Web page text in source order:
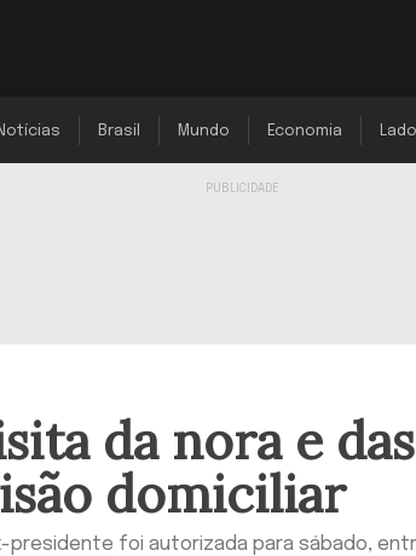
Brasil Mundo Economia
da nora e
domiciliar
foi autorizada para sábado,